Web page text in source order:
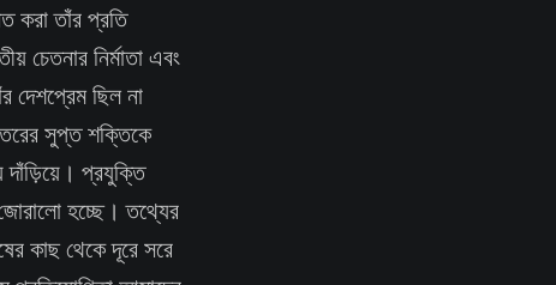
করা তাঁর প্রতি
চেতনার নির্মাতা এবং
দেশপ্রেম ছিল না
সুপ্ত শক্তিকে
প্রযুক্তি
হচ্ছে। তথ্যের
কাছ থেকে দূরে সরে